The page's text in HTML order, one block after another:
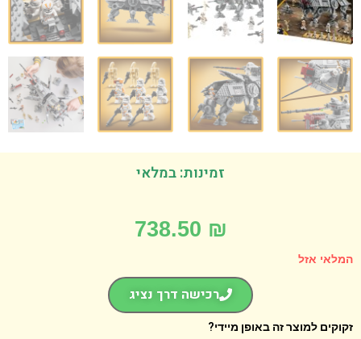
זמינות: במלאי
738.50
אזל
רכישה דרך נציג
למוצר זה באופן מיידי?